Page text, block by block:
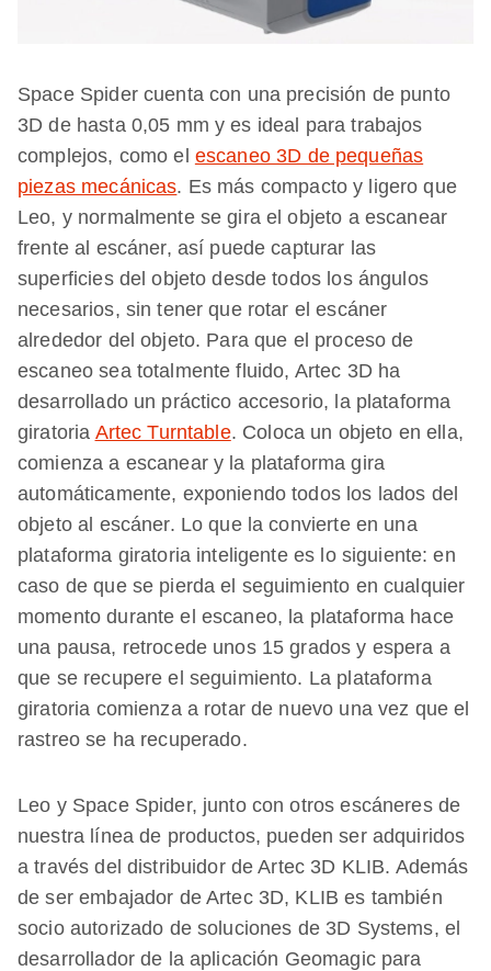
Space Spider cuenta con una precisión de punto
3D de hasta 0,05 mm y es ideal para trabajos
complejos, como el escaneo 3D de pequeñas
piezas mecánicas. Es más compacto y ligero que
Leo, y normalmente se gira el objeto a escanear
frente al escáner, así puede capturar las
superficies del objeto desde todos los ángulos
necesarios, sin tener que rotar el escáner
alrededor del objeto. Para que el proceso de
escaneo sea totalmente fluido, Artec 3D ha
desarrollado un práctico accesorio, la plataforma
giratoria Artec Turntable. Coloca un objeto en ella,
comienza a escanear y la plataforma gira
automáticamente, exponiendo todos los lados del
objeto al escáner. Lo que la convierte en una
plataforma giratoria inteligente es lo siguiente: en
caso de que se pierda el seguimiento en cualquier
momento durante el escaneo, la plataforma hace
una pausa, retrocede unos 15 grados y espera a
que se recupere el seguimiento. La plataforma
giratoria comienza a rotar de nuevo una vez que el
rastreo se ha recuperado.
Leo y Space Spider, junto con otros escáneres de
nuestra línea de productos, pueden ser adquiridos
a través del distribuidor de Artec 3D KLIB. Además
de ser embajador de Artec 3D, KLIB es también
socio autorizado de soluciones de 3D Systems, el
desarrollador de la aplicación Geomagic para